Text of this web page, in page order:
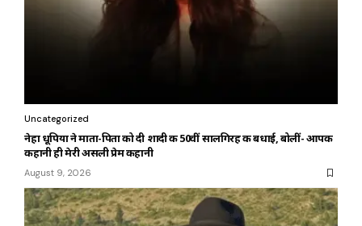
Uncategorized
नेहा धूपिया ने माता-पिता को दी शादी की 50वीं सालगिरह की बधाई, बोलीं- आपकी
कहानी ही मेरी असली प्रेम कहानी
August 9, 2026